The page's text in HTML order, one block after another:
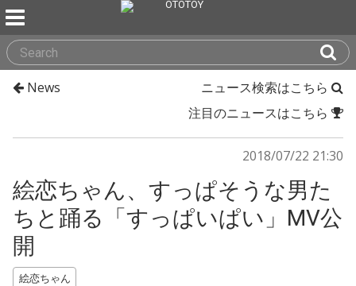
News
ニュース検索はこちら
注目のニュースはこちら
2018/07/22 21:30
絵恋ちゃん、すっぱそうな男た
ちと踊る「すっぱいぱい」MV公
開
絵恋ちゃん